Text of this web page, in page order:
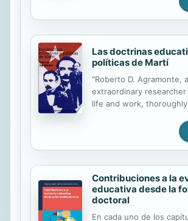
innovaciones
el reto permanente de
metas propuestas. Sin
cada vez que concluye
escolar nos interrogamos
qué determina el que un
o no exitoso en su vida
futura. Comúnmente los
académicos pretenden
solos, pero no siempre
promedio de
sinónimo de éxito. ¿Qué
Las doctrinas
políticas de Martí
"Roberto D. Agramonte,
extraordinary
life and work,
Martian doctrine:
Contribuciones a la
educativa desde la
doctoral
En cada uno de los